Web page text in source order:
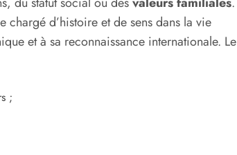
chargé d’histoire et de sens dans la vie
et à sa reconnaissance internationale. Le
;